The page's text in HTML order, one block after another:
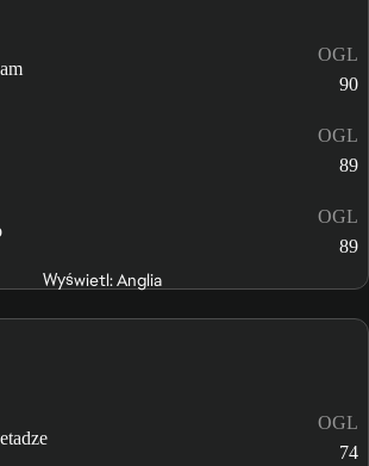
OGL
90
OGL
89
OGL
89
Wyświetl: Anglia
OGL
74